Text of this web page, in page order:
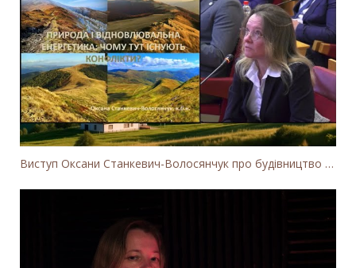
Виступ Оксани Станкевич-Волосянчук про будівництво вітропарків у Закарпатській області